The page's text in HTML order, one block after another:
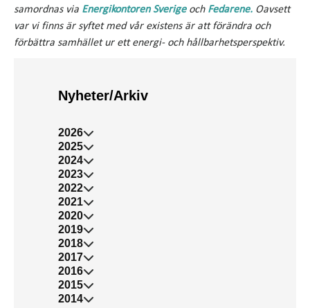
samordnas via Energikontoren Sverigeoch Fedarene. Oavsett
var vi finns är syftet med vår existens är att förändra och
förbättra samhället ur ett energi- och hållbarhetsperspektiv.
Nyheter/Arkiv
2026
2025
2024
2023
2022
2021
2020
2019
2018
2017
2016
2015
2014